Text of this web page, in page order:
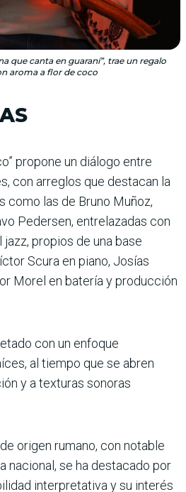
que canta en guaraní”, trae un regalo
aroma a flor de coco
propone un diálogo entre
con arreglos que destacan la
como las de Bruno Muñoz,
Pedersen, entrelazadas con
propios de una base
Scura en piano, Josías
Morel en batería y producción
con un enfoque
al tiempo que se abren
y a texturas sonoras
origen rumano, con notable
nacional, se ha destacado por
interpretativa y su interés